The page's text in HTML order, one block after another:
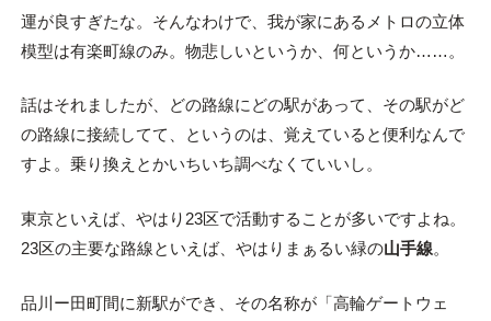
運が良すぎたな。そんなわけで、我が家にあるメトロの立体
模型は有楽町線のみ。物悲しいというか、何というか……。
話はそれましたが、どの路線にどの駅があって、その駅がど
の路線に接続してて、というのは、覚えていると便利なんで
すよ。乗り換えとかいちいち調べなくていいし。
東京といえば、やはり23区で活動することが多いですよね。
23区の主要な路線といえば、やはりまぁるい緑の山手線。
品川ー田町間に新駅ができ、その名称が「高輪ゲートウェ